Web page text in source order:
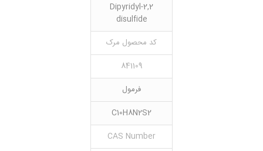
2,2-Dipyridyl
disulfide
کد محصول مرک
841109
فرمول
C10H8N2S2
CAS Number